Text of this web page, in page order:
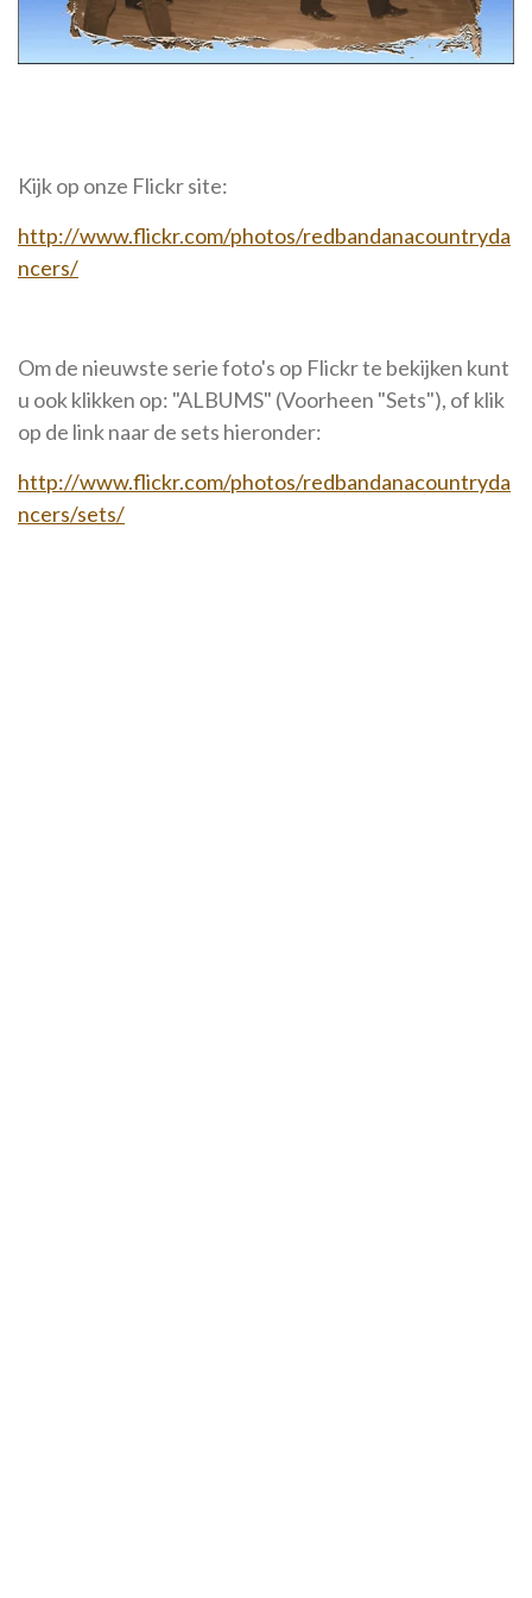
Kijk op onze Flickr site:
http://www.flickr.com/photos/redbandanacountryda
ncers/
Om de nieuwste serie foto's op Flickr te bekijken kunt
u ook klikken op: "ALBUMS" (Voorheen "Sets"), of klik
op de link naar de sets hieronder:
http://www.flickr.com/photos/redbandanacountryda
ncers/sets/